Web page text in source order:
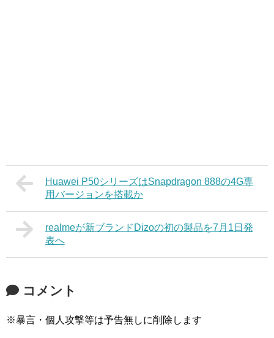
Huawei P50シリーズはSnapdragon 888の4G専
用バージョンを搭載か
realmeが新ブランドDizoの初の製品を7月1日発
表へ
コメント
※暴言・個人攻撃等は予告無しに削除します